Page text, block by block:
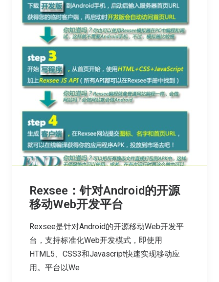
Rexsee：针对Android的开源
移动Web开发平台
Rexsee是针对Android的开源移动Web开发平
台，支持标准化Web开发模式，即使用
HTML5、CSS3和Javascript快速实现移动应
用。平台以We